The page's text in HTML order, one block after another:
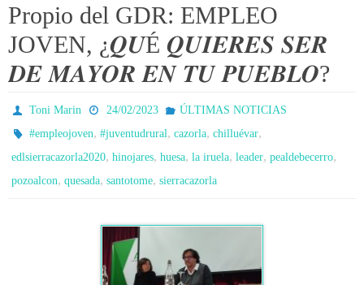
Propio del GDR: EMPLEO
JOVEN, ¿𝑸𝑼É 𝑸𝑼𝑰𝑬𝑹𝑬𝑺 𝑺𝑬𝑹
𝑫𝑬 𝑴𝑨𝒀𝑶𝑹 𝑬𝑵 𝑻𝑼 𝑷𝑼𝑬𝑩𝑳𝑶?
Toni Marin 24/02/2023
ÚLTIMAS NOTICIAS
#empleojoven,#juventudrural,cazorla,chilluévar,
edlsierracazorla2020, hinojares, huesa, la iruela, leader, pealdebecerro,
pozoalcon, quesada, santotome, sierracazorla